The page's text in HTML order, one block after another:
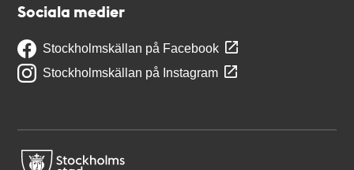
Sociala medier
Stockholmskällan på Facebook
Stockholmskällan på Instagram